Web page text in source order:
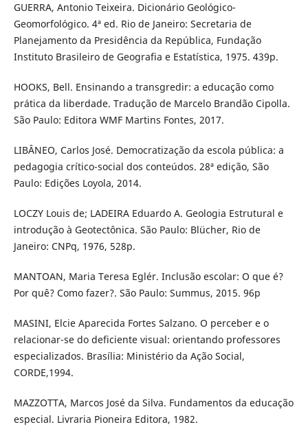
GUERRA, Antonio Teixeira. Dicionário Geológico-
Geomorfológico. 4ª ed. Rio de Janeiro: Secretaria de
Planejamento da Presidência da República, Fundação
Instituto Brasileiro de Geografia e Estatística, 1975. 439p.
HOOKS, Bell. Ensinando a transgredir: a educação como
prática da liberdade. Tradução de Marcelo Brandão Cipolla.
São Paulo: Editora WMF Martins Fontes, 2017.
LIBÂNEO, Carlos José. Democratização da escola pública: a
pedagogia crítico-social dos conteúdos. 28ª edição, São
Paulo: Edições Loyola, 2014.
LOCZY Louis de; LADEIRA Eduardo A. Geologia Estrutural e
introdução à Geotectônica. São Paulo: Blücher, Rio de
Janeiro: CNPq, 1976, 528p.
MANTOAN, Maria Teresa Eglér. Inclusão escolar: O que é?
Por quê? Como fazer?. São Paulo: Summus, 2015. 96p
MASINI, Elcie Aparecida Fortes Salzano. O perceber e o
relacionar-se do deficiente visual: orientando professores
especializados. Brasília: Ministério da Ação Social,
CORDE,1994.
MAZZOTTA, Marcos José da Silva. Fundamentos da educação
especial. Livraria Pioneira Editora, 1982.